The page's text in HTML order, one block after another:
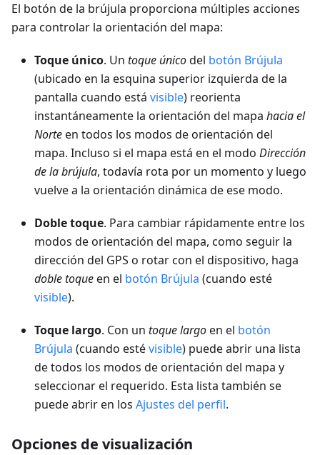
El botón de la brújula proporciona múltiples acciones
para controlar la orientación del mapa:
Toque único. Un toque únicodel botón Brújula
(ubicado en la esquina superior izquierda de la
pantalla cuando está visible) reorienta
instantáneamente la orientación del mapa hacia el
Norteen todos los modos de orientación del
mapa. Incluso si el mapa está en el modo Dirección
de la brújula, todavía rota por un momento y luego
vuelve a la orientación dinámica de ese modo.
Doble toque. Para cambiar rápidamente entre los
modos de orientación del mapa, como seguir la
dirección del GPS o rotar con el dispositivo, haga
doble toqueen el botón Brújula (cuando esté
visible).
Toque largo. Con un toque largoen el botón
Brújula (cuando estévisible) puede abrir una lista
de todos los modos de orientación del mapa y
seleccionar el requerido. Esta lista también se
puede abrir en los Ajustes del perfil.
Opciones de visualización